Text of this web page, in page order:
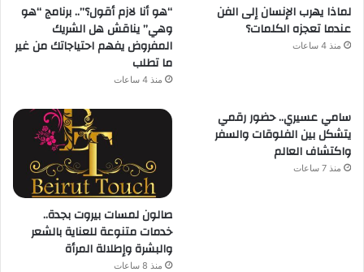
لماذا يهرب الإنسان إلى الفن
عندما تعجزه الكلمات؟
منذ 4 ساعات
“هو أنا لازم أقول؟”.. برنامج “هو
وهي” يناقش هل الشريك
المفروض يفهم احتياجاتك من غير
ما تطلب
منذ 4 ساعات
سامي عسيري.. حضور رقمي
يتشكل بين الفلوقات والسفر
واكتشاف العالم
منذ 7 ساعات
صالون لمسات بيروت بجدة..
خدمات متنوعة للعناية بالشعر
والبشرة وإطلالة المرأة
منذ 8 ساعات